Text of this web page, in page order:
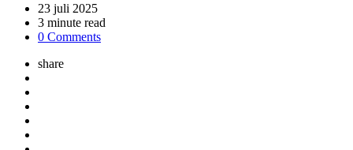
23 juli 2025
3 minute read
0 Comments
share